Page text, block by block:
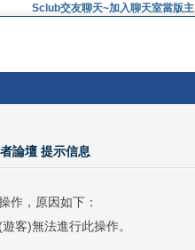
Sclub交友聊天~加入聊天室當版主
論壇 提示信息
作，原因如下：
客)無法進行此操作。